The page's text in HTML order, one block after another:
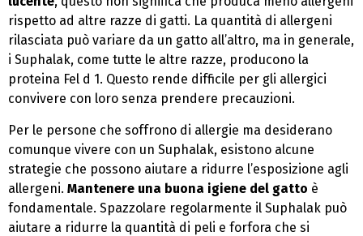
rispetto ad altre razze di gatti. La quantità di allergeni
rilasciata può variare da un gatto all’altro, ma in generale,
i Suphalak, come tutte le altre razze, producono la
proteina Fel d 1. Questo rende difficile per gli allergici
convivere con loro senza prendere precauzioni.
Per le persone che soffrono di allergie ma desiderano
comunque vivere con un Suphalak, esistono alcune
strategie che possono aiutare a ridurre l’esposizione agli
allergeni. Mantenere una buona igiene del gatto è
fondamentale. Spazzolare regolarmente il Suphalak può
aiutare a ridurre la quantità di peli e forfora che si